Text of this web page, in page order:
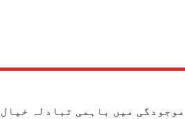
میں باہمی تبادلہ خیال